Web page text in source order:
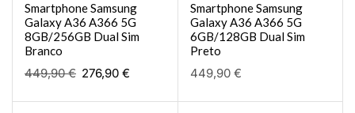
Smartphone Samsung
Galaxy A36 A366 5G
8GB/256GB Dual Sim
Branco
449,90€ 276,90 €
Smartphone Samsung
Galaxy A36 A366 5G
6GB/128GB Dual Sim
Preto
449,90 €